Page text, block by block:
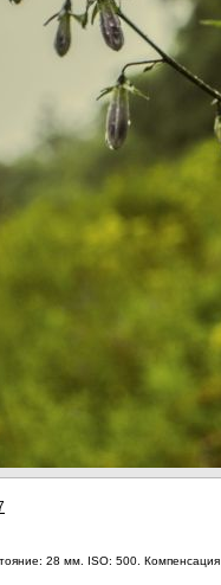
28 мм. ISO: 500. Компенсация